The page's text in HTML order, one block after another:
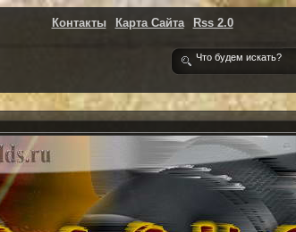
Контакты Карта Сайта Rss 2.0